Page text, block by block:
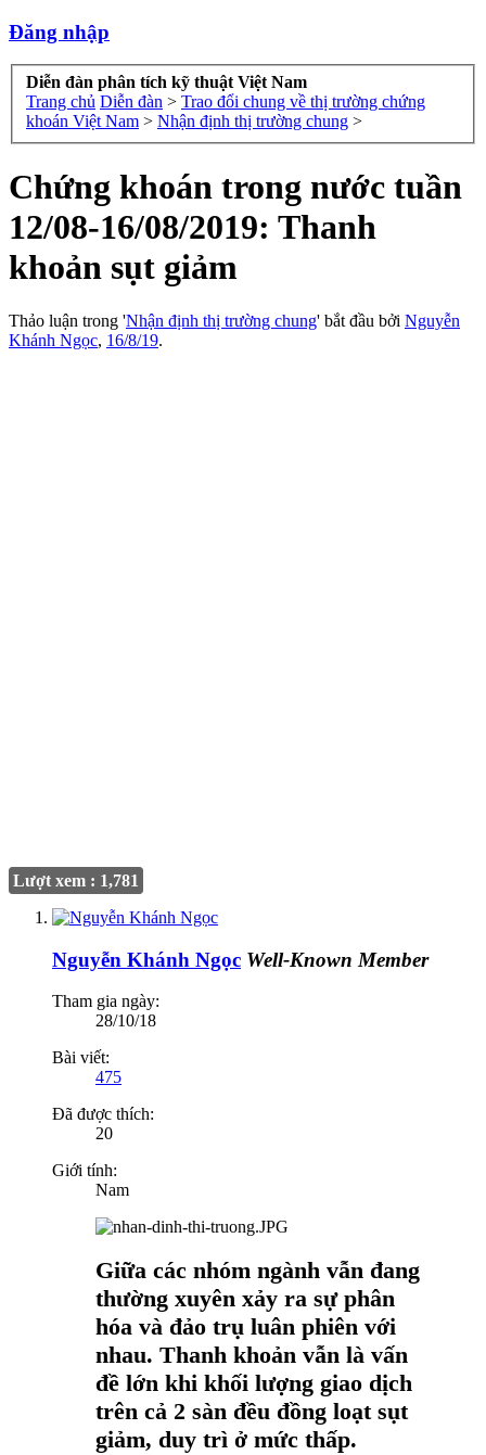
Đăng nhập
Diễn đàn phân tích kỹ thuật Việt Nam
Trang chủ Diễn đàn > Trao đổi chung về thị trường chứng
khoán Việt Nam > Nhận định thị trường chung >
Chứng khoán trong nước tuần
12/08-16/08/2019: Thanh
khoản sụt giảm
Thảo luận trong 'Nhận định thị trường chung' bắt đầu bởi Nguyễn
Khánh Ngọc, 16/8/19.
Lượt xem : 1,781
Nguyễn Khánh Ngọc Well-Known Member
Tham gia ngày:
28/10/18
Bài viết:
475
Đã được thích:
20
Giới tính:
Nam
Giữa các nhóm ngành vẫn đang
thường xuyên xảy ra sự phân
hóa và đảo trụ luân phiên với
nhau. Thanh khoản vẫn là vấn
đề lớn khi khối lượng giao dịch
trên cả 2 sàn đều đồng loạt sụt
giảm, duy trì ở mức thấp.